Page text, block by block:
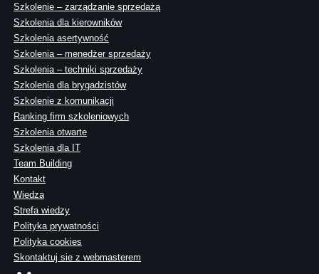
Szkolenie – zarządzanie sprzedażą
Szkolenia dla kierowników
Szkolenia asertywność
Szkolenia – menedżer sprzedaży
Szkolenia – techniki sprzedaży
Szkolenia dla brygadzistów
Szkolenie z komunikacji
Ranking firm szkoleniowych
Szkolenia otwarte
Szkolenia dla IT
Team Building
Kontakt
Wiedza
Strefa wiedzy
Polityka prywatności
Polityka cookies
Skontaktuj sie z webmasterem